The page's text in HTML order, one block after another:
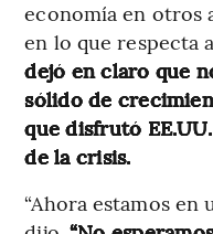
economía en otros
en lo que respecta
dejó en claro que
sólido de
que disfrutó
de la crisis.
“Ahora estamos